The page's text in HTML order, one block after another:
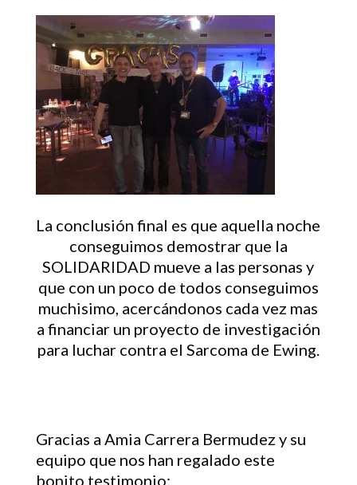
La conclusión final es que aquella noche
conseguimos demostrar que la
SOLIDARIDAD mueve a las personas y
que con un poco de todos conseguimos
muchisimo, acercándonos cada vez mas
a financiar un proyecto de investigación
para luchar contra el Sarcoma de Ewing.
Gracias a Amia Carrera Bermudez y su
equipo que nos han regalado este
bonito testimonio: